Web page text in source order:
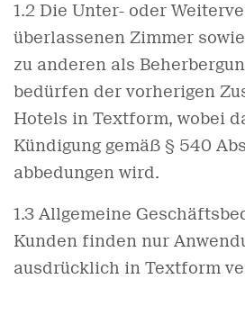
1.2 Die Unter- oder
überlassenen Zimmer
zu anderen als
bedürfen der vorherigen
Hotels in Textform, wobei
Kündigung gemäß § 540
abbedungen wird.
1.3 Allgemeine
Kunden finden nur
ausdrücklich in Textform